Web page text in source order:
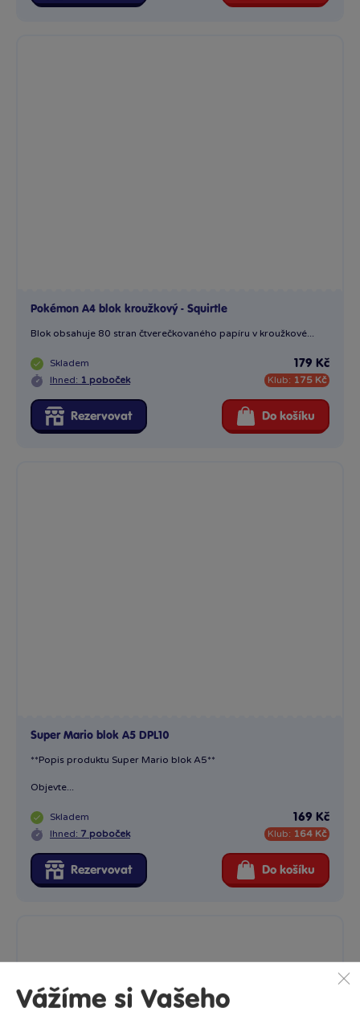
Pokémon A4 blok kroužkový - Squirtle
Blok obsahuje 80 stran čtverečkovaného papíru v kroužkové...
Skladem
Ihned: 1 poboček
179 Kč
Klub: 175 Kč
Rezervovat Do košíku
Super Mario blok A5 DPL10
**Popis produktu Super Mario blok A5**
Objevte...
Skladem
Ihned: 7 poboček
169 Kč
Klub: 164 Kč
Rezervovat Do košíku
Vážíme si Vašeho